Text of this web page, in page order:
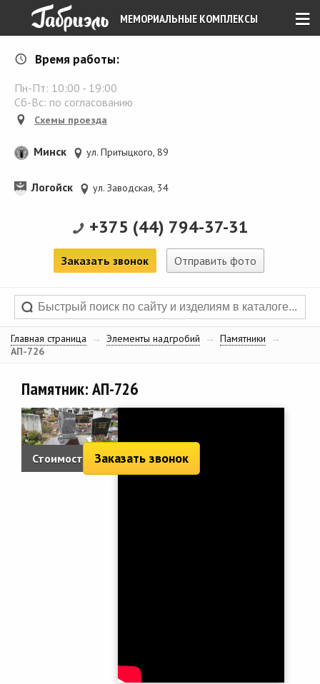
≡
МЕМОРИАЛЬНЫЕ КОМПЛЕКСЫ
Время работы:
Пн-Пт: 10:00 - 19:00
Сб-Вс: по согласованию
Схемы проезда
Минск ул. Притыцкого, 89
Логойск ул. Заводская, 34
+375 (44) 794-37-31
Заказать звонок Отправить фото
Главная страница → Элементы надгробий → Памятники
→
АП-726
Памятник: АП-726
Стоимость: 2 220 руб.
Заказать звонок